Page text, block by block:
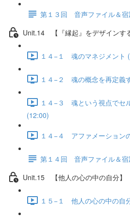
第１３回 音声ファイル＆宿
Unit.14 【『縁起』をデザインす
１４−１ 魂のマネジメント
１４−２ 魂の概念を再定義
１４−３ 魂という視点でセ
(12:00)
１４−４ アファメーション
第１４回 音声ファイル＆宿
Unit.15 【他人の心の中の自分】
１５−１ 他人の心の中の自